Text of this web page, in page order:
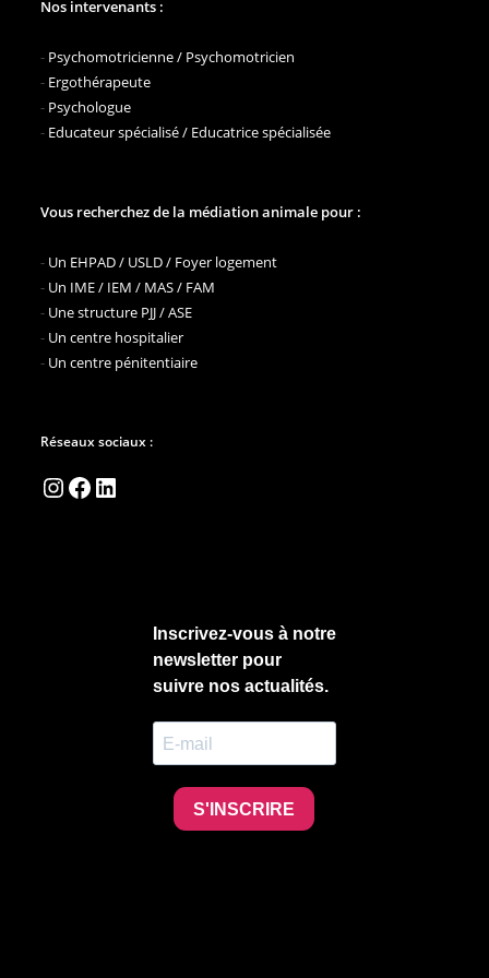
Nos intervenants :
- Psychomotricienne / Psychomotricien
- Ergothérapeute
- Psychologue
- Educateur spécialisé / Educatrice spécialisée
Vous recherchez de la médiation animale pour :
- Un EHPAD / USLD / Foyer logement
- Un IME / IEM / MAS / FAM
- Une structure PJJ / ASE
- Un centre hospitalier
- Un centre pénitentiaire
Réseaux sociaux :
Instagram
Facebook
LinkedIn